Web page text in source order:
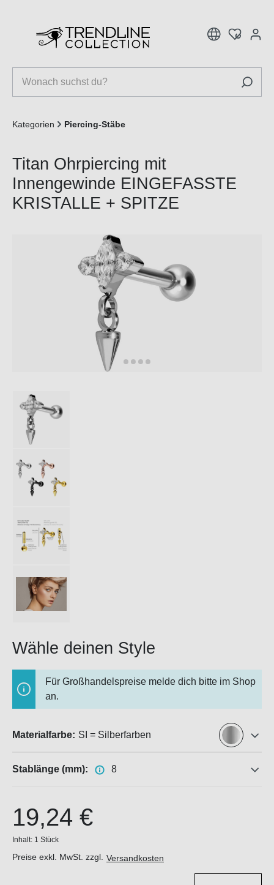
Kategorien Piercing-Stäbe
Titan Ohrpiercing mit
Innengewinde EINGEFASSTE
KRISTALLE + SPITZE
Wähle deinen Style
Für Großhandelspreise melde dich bitte im Shop
an.
Materialfarbe: SI = Silberfarben
Stablänge (mm): 8
19,24 €
Inhalt: 1 Stück
Preise exkl. MwSt. zzgl. Versandkosten